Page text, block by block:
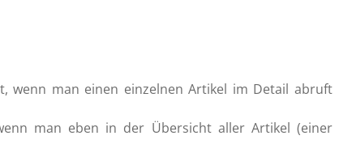
wenn man einen einzelnen Artikel im Detail abruft
man eben in der Übersicht aller Artikel (einer